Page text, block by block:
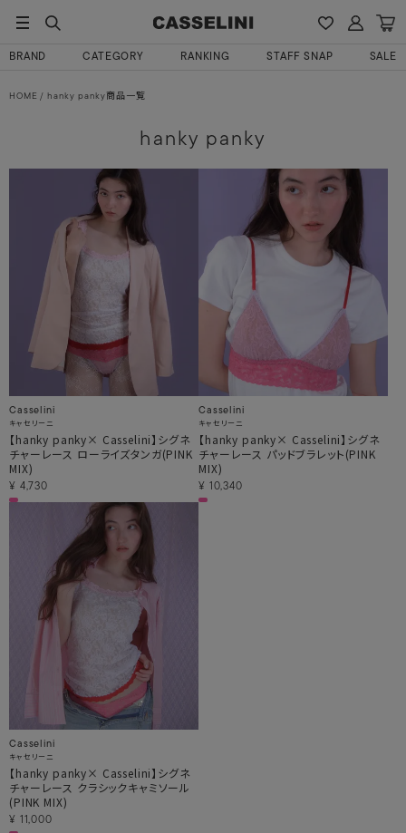
BRAND CATEGORY RANKING STAFF SNAP SALE
HOME hanky panky商品一覧
hanky panky
Casselini
キャセリーニ
【hanky panky× Casselini】シグネ
チャーレース ローライズタンガ(PINK
MIX)
¥ 4,730
Casselini
キャセリーニ
【hanky panky× Casselini】シグネ
チャーレース パッドブラレット(PINK
MIX)
¥ 10,340
Casselini
キャセリーニ
【hanky panky× Casselini】シグネ
チャーレース クラシックキャミソール
(PINK MIX)
¥ 11,000